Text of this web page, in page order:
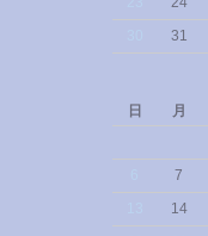
31
日
月
7
14